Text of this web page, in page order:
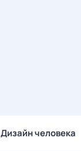
Дизайн человека